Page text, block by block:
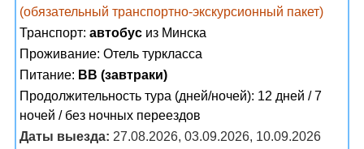
(обязательный транспортно-экскурсионный пакет)
Транспорт: автобус из Минска
Проживание: Отель туркласса
Питание: BB (завтраки)
Продолжительность тура (дней/ночей): 12 дней / 7
ночей / без ночных переездов
Даты выезда: 27.08.2026, 03.09.2026, 10.09.2026